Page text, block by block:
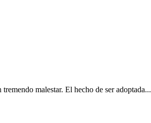
malestar. El hecho de ser adoptada...